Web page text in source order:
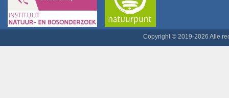
Copyright © 2019-2026 Alle